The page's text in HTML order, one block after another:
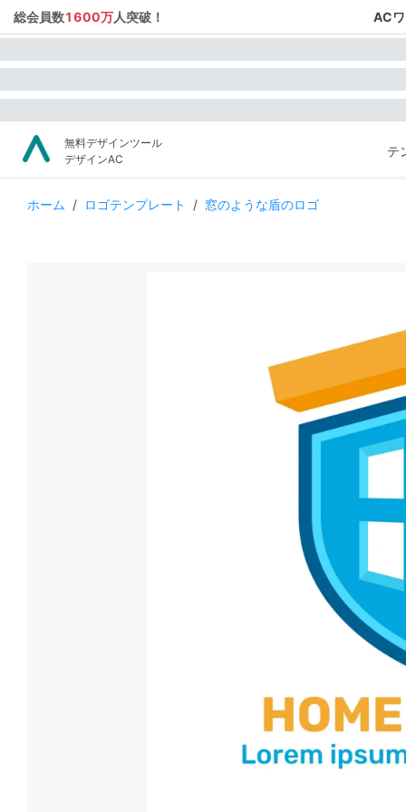
総会員数1600万人突破！ AC
無料デザインツール
デザインAC
テ
ホーム / ロゴテンプレート / 窓のような盾のロゴ